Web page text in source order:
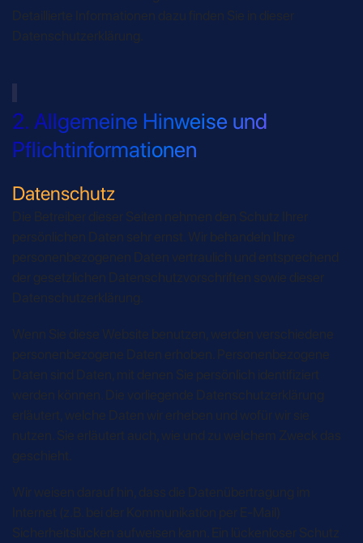
Detaillierte Informationen dazu finden Sie in dieser
Datenschutzerklärung.
2. Allgemeine Hinweise und
Pflichtinformationen
Datenschutz
Die Betreiber dieser Seiten nehmen den Schutz Ihrer
persönlichen Daten sehr ernst. Wir behandeln Ihre
personenbezogenen Daten vertraulich und entsprechend
der gesetzlichen Datenschutzvorschriften sowie dieser
Datenschutzerklärung.
Wenn Sie diese Website benutzen, werden verschiedene
personenbezogene Daten erhoben. Personenbezogene
Daten sind Daten, mit denen Sie persönlich identifiziert
werden können. Die vorliegende Datenschutzerklärung
erläutert, welche Daten wir erheben und wofür wir sie
nutzen. Sie erläutert auch, wie und zu welchem Zweck das
geschieht.
Wir weisen darauf hin, dass die Datenübertragung im
Internet (z.B. bei der Kommunikation per E-Mail)
Sicherheitslücken aufweisen kann. Ein lückenloser Schutz